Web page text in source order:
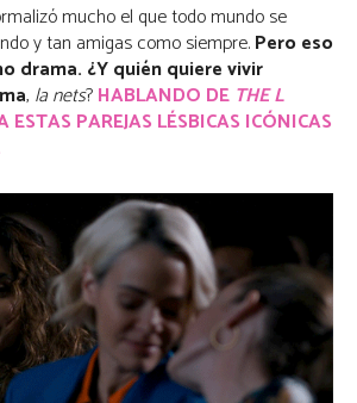
mucho el que todo mundo se
y tan amigas como siempre.Pero eso
drama. ¿Y quién quiere vivir
, la nets?HABLANDO DE THE L
ESTAS PAREJAS LÉSBICAS ICÓNICAS